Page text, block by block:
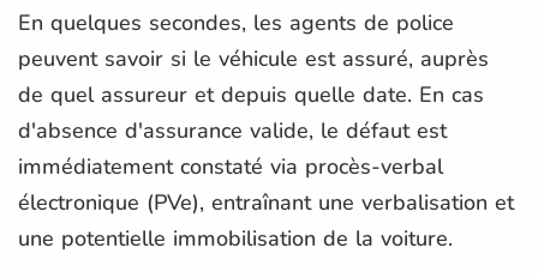
En quelques secondes, les agents de police
peuvent savoir si le véhicule est assuré, auprès
de quel assureur et depuis quelle date. En cas
d'absence d'assurance valide, le défaut est
immédiatement constaté via procès-verbal
électronique (PVe), entraînant une verbalisation et
une potentielle immobilisation de la voiture.